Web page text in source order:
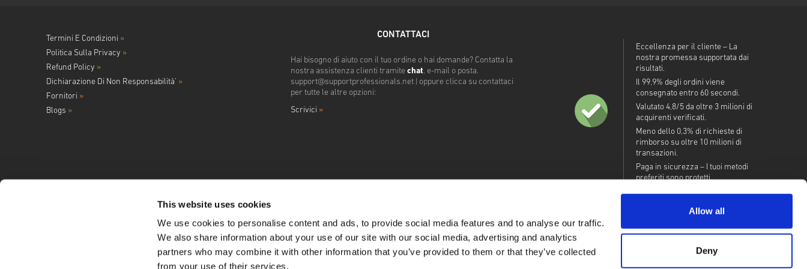
This website uses cookies
We use cookies to personalise content and ads, to provide social media features and to analyse our traffic.
We also share information about your use of our site with our social media, advertising and analytics
partners who may combine it with other information that you’ve provided to them or that they’ve collected
from your use of their services.
Allow all
Deny
Termini E Condizioni »
Politica Sulla Privacy »
Refund Policy »
Dichiarazione Di Non Responsabilità' »
Fornitori »
Blogs »
CONTATTACI
Hai bisogno di aiuto con il tuo ordine o hai domande? Contatta la
nostra assistenza clienti tramite chat, e-mail o posta.
support@supportprofessionals.net| oppure clicca su contattaci
per tutte le altre opzioni:
Scrivici »
Eccellenza per il cliente – La
nostra promessa supportata dai
risultati.
Il 99,9% degli ordini viene
consegnato entro 60 secondi.
Valutato 4,8/5 da oltre 3 milioni di
acquirenti verificati.
Meno dello 0,3% di richieste di
rimborso su oltre 10 milioni di
transazioni.
Paga in sicurezza – I tuoi metodi
preferiti sono protetti.